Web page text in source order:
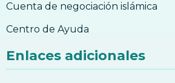
Cuenta de negociación islámica
Centro de Ayuda
Enlaces adicionales